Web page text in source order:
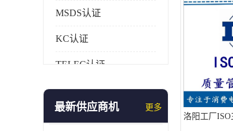
MSDS认证
KC认证
TELEC认证
CCC认证
最新供应商机 更多
洛阳工厂